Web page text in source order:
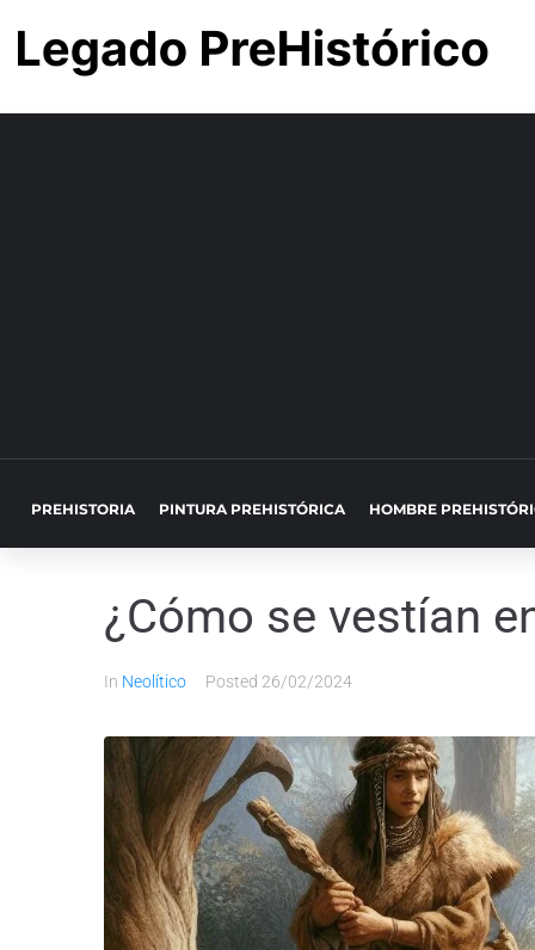
PREHISTORIA PINTURA PREHISTÓRICA HOMBRE
¿Cómo se vestían
In Neolítico Posted 26/02/2024